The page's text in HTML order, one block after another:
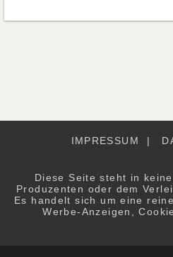
IMPRESSUM |
Diese Seite steht in
Produzenten oder dem
Es handelt sich um eine
Werbe-Anzeigen,